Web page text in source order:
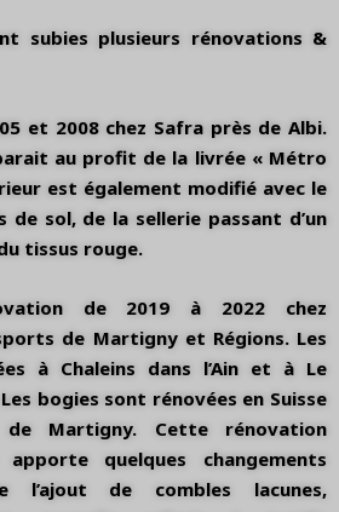
subies plusieurs rénovations &
et 2008 chez Safra près de Albi.
au profit de la livrée « Métro
est également modifié avec le
de sol, de la sellerie passant d’un
tissus rouge.
de 2019 à 2022 chez
de Martigny et Régions. Les
à Chaleins dans l’Ain et à Le
bogies sont rénovées en Suisse
Martigny. Cette rénovation
quelques changements
l’ajout de combles lacunes,